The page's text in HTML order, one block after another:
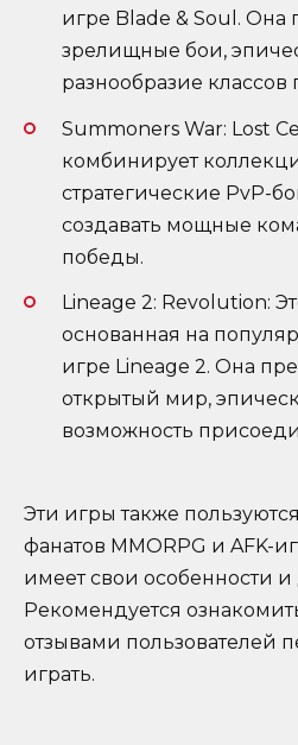
игре Blade & Soul. Она
зрелищные бои,
разнообразие классов
Summoners War: Lost
комбинирует
стратегические PvP-
создавать мощные
победы.
Lineage 2: Revolution:
основанная на
игре Lineage 2. Она
открытый мир,
возможность
Эти игры также
фанатов MMORPG и AFK-
имеет свои особенности и
Рекомендуется
отзывами пользователей
играть.